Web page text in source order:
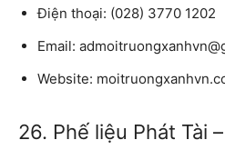
Điện thoại: (028) 3770 1202
Email:
Website:
26. Phế liệu Phát Tài